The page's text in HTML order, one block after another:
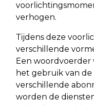
verhogen.
Tijdens deze
verschillende
Een
het gebruik van de
verschillende
worden de